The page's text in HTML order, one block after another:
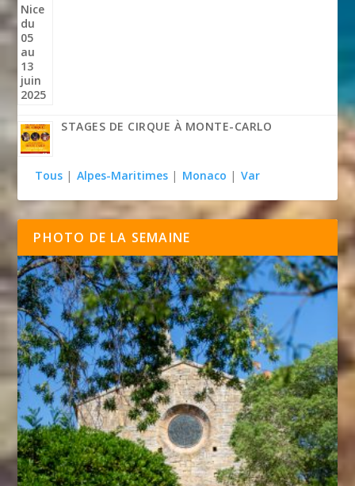
STAGES DE CIRQUE À MONTE-CARLO
Tous | Alpes-Maritimes | Monaco | Var
PHOTO DE LA SEMAINE